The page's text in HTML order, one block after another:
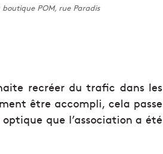
boutique POM, rue Paradis
recréer du trafic dans les
être accompli, cela passe
que l’association a été